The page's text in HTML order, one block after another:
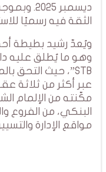
ديسمبر
الثقة فيه رسميًا
ويُعدّ رشيد بطيطة
وهو ما يُطلق عليه
عبر أكثر من ثلاثة
مكّنته من الإلمام
البنكي، من الفروع
مواقع الإدارة